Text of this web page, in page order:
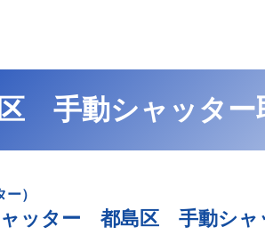
区 手動シャッター
）
ッター 都島区 手動シャ